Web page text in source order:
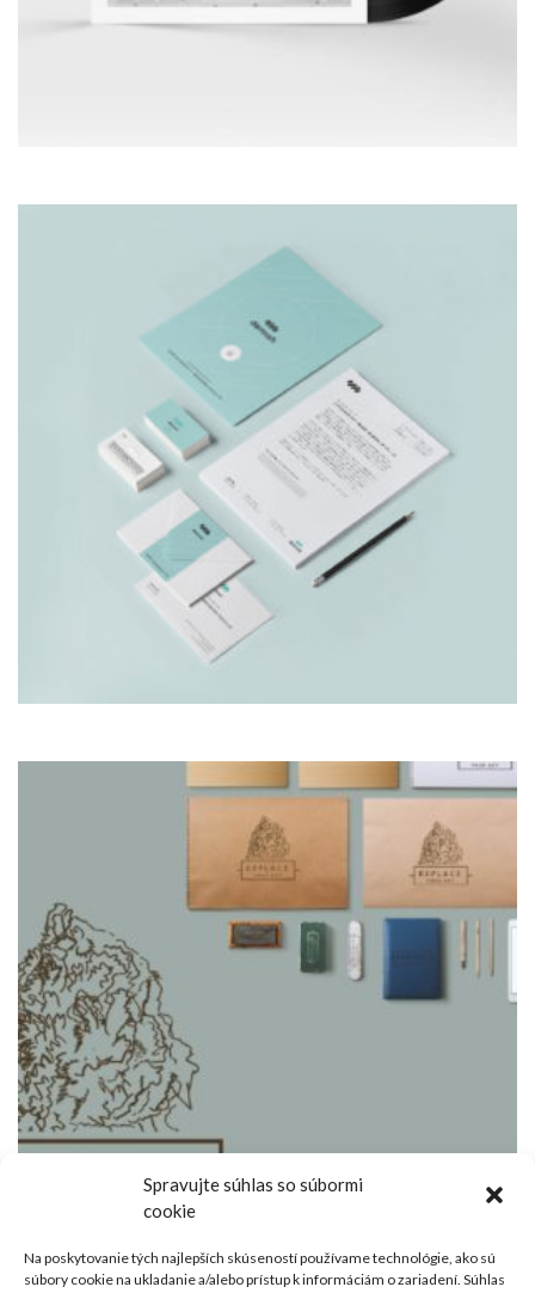
Spravujte súhlas so súbormi
cookie
Na poskytovanie tých najlepších skúseností používame technológie, ako sú
súbory cookie na ukladanie a/alebo prístup k informáciám o zariadení. Súhlas